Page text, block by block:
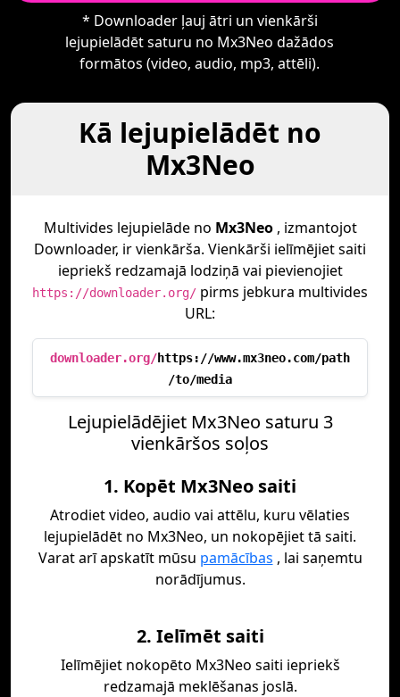
* Downloader ļauj ātri un vienkārši
lejupielādēt saturu no Mx3Neo dažādos
formātos (video, audio, mp3, attēli).
Kā lejupielādēt no
Mx3Neo
Multivides lejupielāde no Mx3Neo, izmantojot
Downloader, ir vienkārša. Vienkārši ielīmējiet saiti
iepriekš redzamajā lodziņā vai pievienojiet
https://downloader.org/ pirms jebkura multivides
URL:
downloader.org/https://www.mx3neo.com/path
/to/media
Lejupielādējiet Mx3Neo saturu 3
vienkāršos soļos
1. Kopēt Mx3Neo saiti
Atrodiet video, audio vai attēlu, kuru vēlaties
lejupielādēt no Mx3Neo, un nokopējiet tā saiti.
Varat arī apskatīt mūsu pamācības , lai saņemtu
norādījumus.
2. Ielīmēt saiti
Ielīmējiet nokopēto Mx3Neo saiti iepriekš
redzamajā meklēšanas joslā.